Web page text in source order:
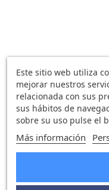
Funda
FUERA
Este sitio web utiliza
mejorar nuestros
relacionada con sus
sus hábitos de
sobre su uso pulse el
Más información